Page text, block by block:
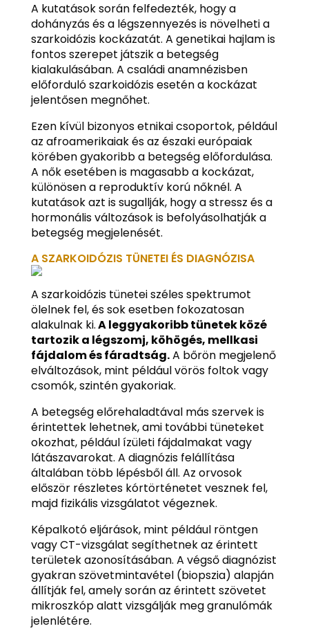
A kutatások során felfedezték, hogy a
dohányzás és a légszennyezés is növelheti a
szarkoidózis kockázatát. A genetikai hajlam is
fontos szerepet játszik a betegség
kialakulásában. A családi anamnézisben
előforduló szarkoidózis esetén a kockázat
jelentősen megnőhet.
Ezen kívül bizonyos etnikai csoportok, például
az afroamerikaiak és az északi európaiak
körében gyakoribb a betegség előfordulása.
A nők esetében is magasabb a kockázat,
különösen a reproduktív korú nőknél. A
kutatások azt is sugallják, hogy a stressz és a
hormonális változások is befolyásolhatják a
betegség megjelenését.
A SZARKOIDÓZIS TÜNETEI ÉS DIAGNÓZISA
A szarkoidózis tünetei széles spektrumot
ölelnek fel, és sok esetben fokozatosan
alakulnak ki.A leggyakoribb tünetek közé
tartozik a légszomj, köhögés, mellkasi
fájdalom és fáradtság.A bőrön megjelenő
elváltozások, mint például vörös foltok vagy
csomók, szintén gyakoriak.
A betegség előrehaladtával más szervek is
érintettek lehetnek, ami további tüneteket
okozhat, például ízületi fájdalmakat vagy
látászavarokat. A diagnózis felállítása
általában több lépésből áll. Az orvosok
először részletes kórtörténetet vesznek fel,
majd fizikális vizsgálatot végeznek.
Képalkotó eljárások, mint például röntgen
vagy CT-vizsgálat segíthetnek az érintett
területek azonosításában. A végső diagnózist
gyakran szövetmintavétel (biopszia) alapján
állítják fel, amely során az érintett szövetet
mikroszkóp alatt vizsgálják meg granulómák
jelenlétére.